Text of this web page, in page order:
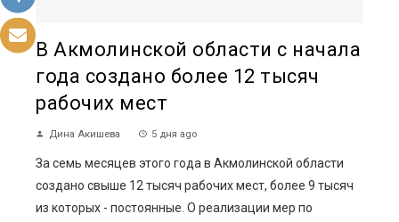
В Акмолинской области с начала
года создано более 12 тысяч
рабочих мест
Дина Акишева 5 дня ago
За семь месяцев этого года в Акмолинской области
создано свыше 12 тысяч рабочих мест, более 9 тысяч
из которых - постоянные. О реализации мер по